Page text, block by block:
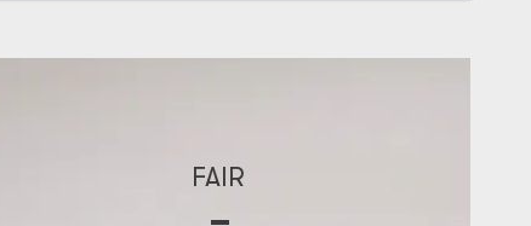
FAIR